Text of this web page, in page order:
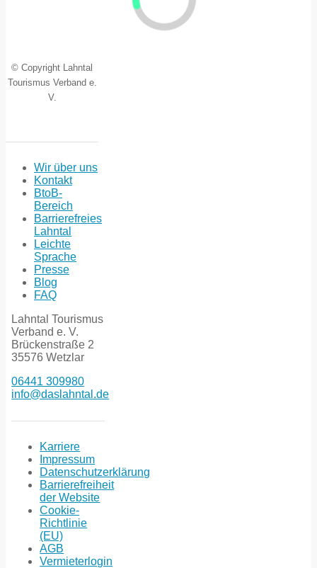
© Copyright Lahntal
Tourismus Verband e.
V.
Wir über uns
Kontakt
BtoB-
Bereich
Barrierefreies
Lahntal
Leichte
Sprache
Presse
Blog
FAQ
Lahntal Tourismus
Verband e. V.
Brückenstraße 2
35576 Wetzlar
06441 309980
info@daslahntal.de
Karriere
Impressum
Datenschutzerklärung
Barrierefreiheit
der Website
Cookie-
Richtlinie
(EU)
AGB
Vermieterlogin